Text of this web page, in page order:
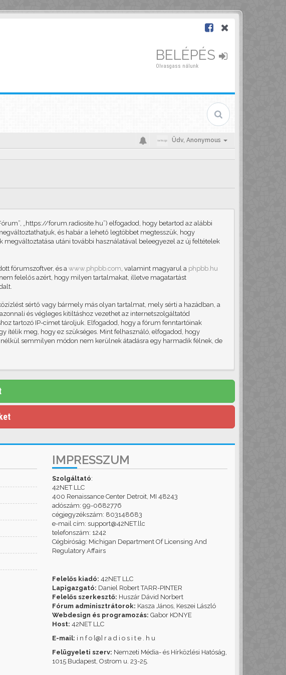
BELÉPÉS
Olvasgass nálunk
Üdv, Anonymous
„https://forum.radiosite.hu”) elfogadod, hogy betartod az alábbi
és habár a lehető legtöbbet megtesszük, hogy
utáni további használatával beleegyezel az új feltételek
fórumszoftver, és a www.phpbb.com, valamint magyarul a phpbb.hu
felelős azért, hogy milyen tartalmakat, illetve magatartást
sértő vagy bármely más olyan tartalmat, mely sérti a hazádban, a
és végleges kitiltáshoz vezethet az internetszolgáltatód
tartozó IP-címet tároljuk. Elfogadod, hogy a fórum fenntartóinak
ítélik meg, hogy ez szükséges. Mint felhasználó, elfogadod, hogy
semmilyen módon nem kerülnek átadásra egy harmadik félnek, de
IMPRESSZUM
Szolgáltató:
42NET LLC
400 Renaissance Center Detroit, MI 48243
adószám: 99-0682776
cégjegyzékszám: 803148683
e-mail cím: support@42NET.llc
telefonszám: 1242
Cégbíróság: Michigan Department Of Licensing And
Regulatory Affairs
Felelős kiadó: 42NET LLC
Lapigazgató: Daniel Robert TARR-PINTER
Felelős szerkesztő: Huszár Dávid Norbert
Fórum adminisztrátorok: Kasza János, Keszei László
Webdesign és programozás: Gabor KONYE
Host: 42NET LLC
E-mail: i n f o [@] r a d i o s i t e . h u
Felügyeleti szerv: Nemzeti Média- és Hírközlési Hatóság,
1015 Budapest, Ostrom u. 23-25.